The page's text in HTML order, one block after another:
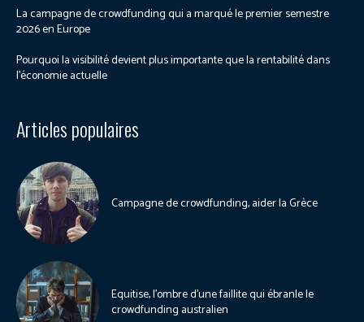
La campagne de crowdfunding qui a marqué le premier semestre
2026 en Europe
Pourquoi la visibilité devient plus importante que la rentabilité dans
l’économie actuelle
Articles populaires
Campagne de crowdfunding, aider la Grèce
Equitise, l’ombre d’une faillite qui ébranle le
crowdfunding australien